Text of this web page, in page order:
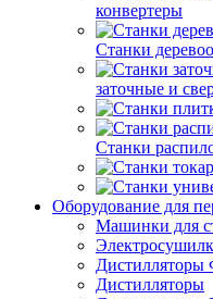
конвертеры
Станки
заточные и
Станки
Оборудование для
Машинки для
Дистилляторы